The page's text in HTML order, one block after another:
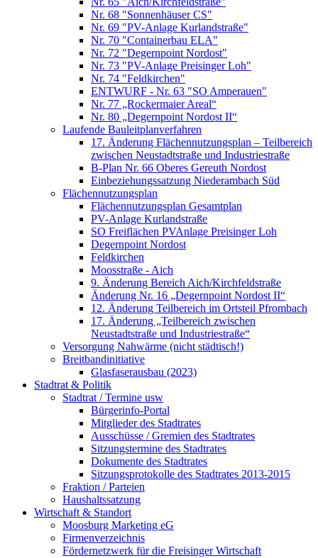
Nr. 68 "Sonnenhäuser CS"
Nr. 69 "PV-Anlage Kurlandstraße"
Nr. 70 "Containerbau ELA"
Nr. 72 "Degernpoint Nordost"
Nr. 73 "PV-Anlage Preisinger Loh"
Nr. 74 "Feldkirchen"
ENTWURF - Nr. 63 "SO Amperauen"
Nr. 77 „Rockermaier Areal“
Nr. 80 „Degernpoint Nordost II“
Laufende Bauleitplanverfahren
17. Änderung Flächennutzungsplan – Teilbereich
zwischen Neustadtstraße und Industriestraße
B-Plan Nr. 66 Oberes Gereuth Nordost
Einbeziehungssatzung Niederambach Süd
Flächennutzungsplan
Flächennutzungsplan Gesamtplan
PV-Anlage Kurlandstraße
SO Freiflächen PV­Anlage Preisinger Loh
Degernpoint Nordost
Feldkirchen
Moosstraße - Aich
9. Änderung Bereich Aich/Kirchfeldstraße
Änderung Nr. 16 „Degernpoint Nordost II“
12. Änderung Teilbereich im Ortsteil Pfrombach
17. Änderung „Teilbereich zwischen
Neustadtstraße und Industriestraße“
Versorgung Nahwärme (nicht städtisch!)
Breitbandinitiative
Glasfaserausbau (2023)
Stadtrat & Politik
Stadtrat / Termine usw
Bürgerinfo-Portal
Mitglieder des Stadtrates
Ausschüsse / Gremien des Stadtrates
Sitzungstermine des Stadtrates
Dokumente des Stadtrates
Sitzungsprotokolle des Stadtrates 2013-2015
Fraktion / Parteien
Haushaltssatzung
Wirtschaft & Standort
Moosburg Marketing eG
Firmenverzeichnis
Fördernetzwerk für die Freisinger Wirtschaft